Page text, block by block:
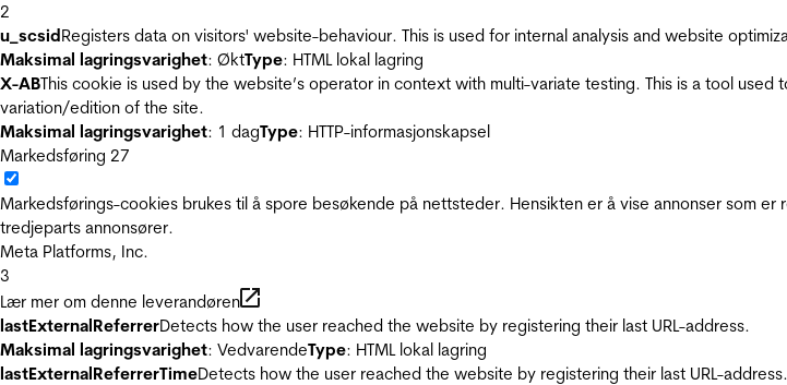
2
u_scsidRegisters data on visitors' website-behaviour. This is used for internal analysis and website
Maksimal lagringsvarighet: ØktType: HTML lokal lagring
X-ABThis cookie is used by the website’s operator in context with multi-variate testing. This is a tool
variation/edition of the site.
Maksimal lagringsvarighet: 1 dagType: HTTP-informasjonskapsel
Markedsføring 27
Markedsførings-cookies brukes til å spore besøkende på nettsteder. Hensikten er å vise annonser som
tredjeparts annonsører.
Meta Platforms, Inc.
3
Lær mer om denne leverandøren
lastExternalReferrerDetects how the user reached the website by registering their last URL-address.
Maksimal lagringsvarighet: VedvarendeType: HTML lokal lagring
lastExternalReferrerTimeDetects how the user reached the website by registering their last URL-address.